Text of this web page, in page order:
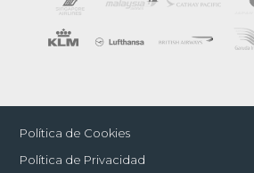
Política de Cookies
Política de Privacidad